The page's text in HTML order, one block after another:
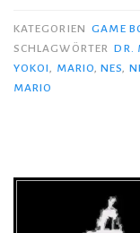
KATEGORIEN GAME
SCHLAGWÖRTER DR.
YOKOI, MARIO,NES,
MARIO